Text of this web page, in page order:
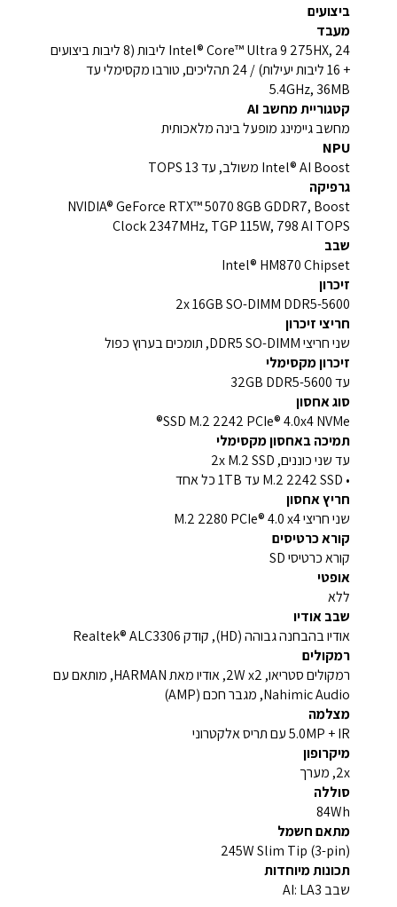
ביצועים
מעבד
Intel® Core™ Ultra 9 275HX, 24 ליבות (8 ליבות ביצועים
+ 16 ליבות יעילות) / 24 תהליכים, טורבו מקסימלי עד
5.4GHz, 36MB
קטגוריית מחשב AI
מחשב גיימינג מופעל בינה מלאכותית
NPU
Intel® AI Boost משולב, עד 13 TOPS
גרפיקה
NVIDIA® GeForce RTX™ 5070 8GB GDDR7, Boost
Clock 2347MHz, TGP 115W, 798 AI TOPS
שבב
Intel® HM870 Chipset
זיכרון
2x 16GB SO-DIMM DDR5-5600
חריצי זיכרון
שני חריצי DDR5 SO-DIMM, תומכים בערוץ כפול
זיכרון מקסימלי
עד 32GB DDR5-5600
סוג אחסון
SSD M.2 2242 PCIe® 4.0x4 NVMe®
תמיכה באחסון מקסימלי
עד שני כוננים, 2x M.2 SSD
• M.2 2242 SSD עד 1TB כל אחד
חריץ אחסון
שני חריצי M.2 2280 PCIe® 4.0 x4
קורא כרטיסים
קורא כרטיסי SD
אופטי
ללא
שבב אודיו
אודיו בהבחנה גבוהה (HD), קודק Realtek® ALC3306
רמקולים
רמקולים סטריאו, 2W x2, אודיו מאת HARMAN, מותאם עם
Nahimic Audio, מגבר חכם (AMP)
מצלמה
5.0MP + IR עם תריס אלקטרוני
מיקרופון
2x, מערך
סוללה
84Wh
מתאם חשמל
245W Slim Tip (3-pin)
תכונות מיוחדות
שבב AI: LA3